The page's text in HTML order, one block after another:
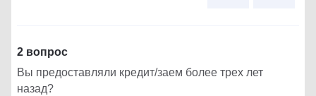
2 вопрос
Вы предоставляли кредит/заем более трех лет
назад?